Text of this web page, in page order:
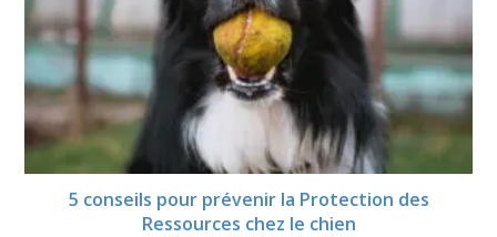
5 conseils pour prévenir la Protection des
Ressources chez le chien